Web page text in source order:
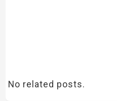
No related posts.